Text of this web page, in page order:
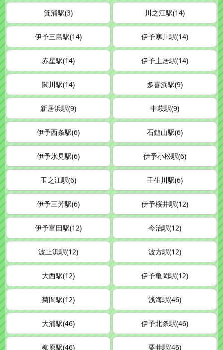
箕浦駅(3) 川之江駅(14)
伊予三島駅(14) 伊予寒川駅(14)
赤星駅(14) 伊予土居駅(14)
関川駅(14) 多喜浜駅(9)
新居浜駅(9) 中萩駅(9)
伊予西条駅(6) 石鎚山駅(6)
伊予氷見駅(6) 伊予小松駅(6)
玉之江駅(6) 壬生川駅(6)
伊予三芳駅(6) 伊予桜井駅(12)
伊予富田駅(12) 今治駅(12)
波止浜駅(12) 波方駅(12)
大西駅(12) 伊予亀岡駅(12)
菊間駅(12) 浅海駅(46)
大浦駅(46) 伊予北条駅(46)
柳原駅(46) 粟井駅(46)